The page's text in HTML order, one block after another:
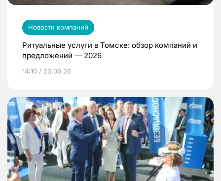
Новости компаний
Ритуальные услуги в Томске: обзор компаний и
предложений — 2026
14:10 / 23.06.26